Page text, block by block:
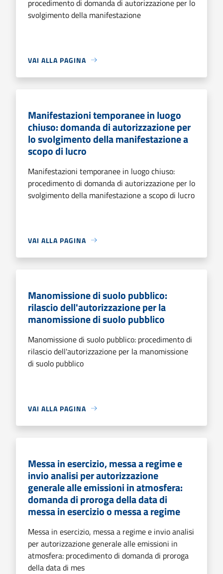
procedimento di domanda di autorizzazione per lo
svolgimento della manifestazione
VAI ALLA PAGINA
Manifestazioni temporanee in luogo
chiuso: domanda di autorizzazione per
lo svolgimento della manifestazione a
scopo di lucro
Manifestazioni temporanee in luogo chiuso:
procedimento di domanda di autorizzazione per lo
svolgimento della manifestazione a scopo di lucro
VAI ALLA PAGINA
Manomissione di suolo pubblico:
rilascio dell'autorizzazione per la
manomissione di suolo pubblico
Manomissione di suolo pubblico: procedimento di
rilascio dell'autorizzazione per la manomissione
di suolo pubblico
VAI ALLA PAGINA
Messa in esercizio, messa a regime e
invio analisi per autorizzazione
generale alle emissioni in atmosfera:
domanda di proroga della data di
messa in esercizio o messa a regime
Messa in esercizio, messa a regime e invio analisi
per autorizzazione generale alle emissioni in
atmosfera: procedimento di domanda di proroga
della data di mes